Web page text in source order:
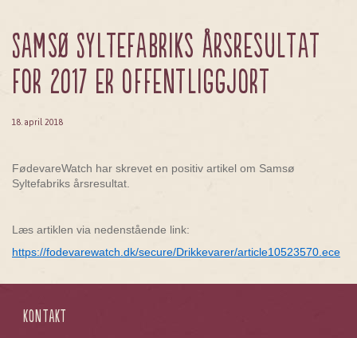
Samsø Syltefabriks årsresultat
for 2017 er offentliggjort
18. april 2018
FødevareWatch har skrevet en positiv artikel om Samsø
Syltefabriks årsresultat.
Læs artiklen via nedenstående link:
https://fodevarewatch.dk/secure/Drikkevarer/article10523570.ece
Kontakt